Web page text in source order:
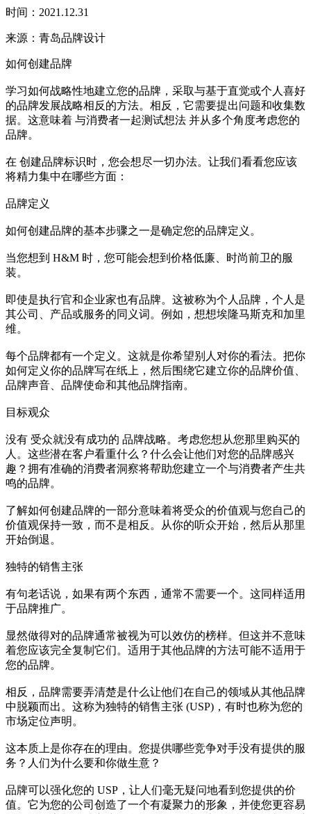
时间：2021.12.31
来源：青岛品牌设计
如何创建品牌
学习如何战略性地建立您的品牌，采取与基于直觉或个人喜好
的品牌发展战略相反的方法。相反，它需要提出问题和收集数
据。这意味着 与消费者一起测试想法 并从多个角度考虑您的
品牌。
在 创建品牌标识时，您会想尽一切办法。让我们看看您应该
将精力集中在哪些方面：
品牌定义
如何创建品牌的基本步骤之一是确定您的品牌定义。
当您想到 H&M 时，您可能会想到价格低廉、时尚前卫的服
装。
即使是执行官和企业家也有品牌。这被称为个人品牌，个人是
其公司、产品或服务的同义词。例如，想想埃隆马斯克和加里
维。
每个品牌都有一个定义。这就是你希望别人对你的看法。把你
如何定义你的品牌写在纸上，然后围绕它建立你的品牌价值、
品牌声音、品牌使命和其他品牌指南。
目标观众
没有 受众就没有成功的 品牌战略。考虑您想从您那里购买的
人。这些潜在客户看重什么？什么会让他们对您的品牌感兴
趣？拥有准确的消费者洞察将帮助您建立一个与消费者产生共
鸣的品牌。
了解如何创建品牌的一部分意味着将受众的价值观与您自己的
价值观保持一致，而不是相反。从你的听众开始，然后从那里
开始倒退。
独特的销售主张
有句老话说，如果有两个东西，通常不需要一个。这同样适用
于品牌推广。
显然做得对的品牌通常被视为可以效仿的榜样。但这并不意味
着您应该完全复制它们。适用于其他品牌的方法可能不适用于
您的品牌。
相反，品牌需要弄清楚是什么让他们在自己的领域从其他品牌
中脱颖而出。这称为独特的销售主张 (USP)，有时也称为您的
市场定位声明。
这本质上是你存在的理由。您提供哪些竞争对手没有提供的服
务？人们为什么要和你做生意？
品牌可以强化您的 USP，让人们毫无疑问地看到您提供的价
值。它为您的公司创造了一个有凝聚力的形象，并使您更容易